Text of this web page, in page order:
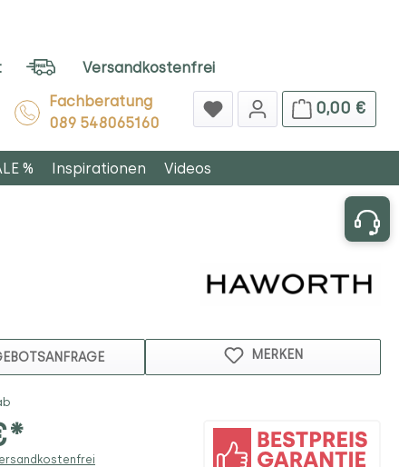
Versandkostenfrei
Fachberatung
089 548065160
0,00 €
% Inspirationen Videos
MERKEN